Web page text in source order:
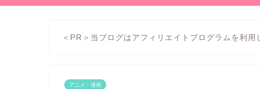
＜PR＞当ブログはアフィリエイトプログラムを利用
アニメ・漫画